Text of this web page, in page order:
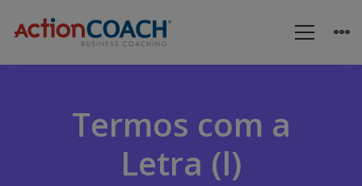
Termos com a
Letra (l)